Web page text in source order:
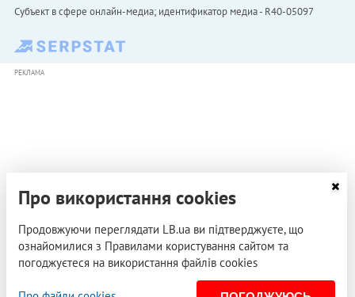
Субъект в сфере онлайн-медиа; идентификатор медиа - R40-05097
РЕКЛАМА
Про використання cookies
Продовжуючи переглядати LB.ua ви підтверджуєте, що
ознайомилися з Правилами користування сайтом та
погоджуєтеся на використання файлів cookies